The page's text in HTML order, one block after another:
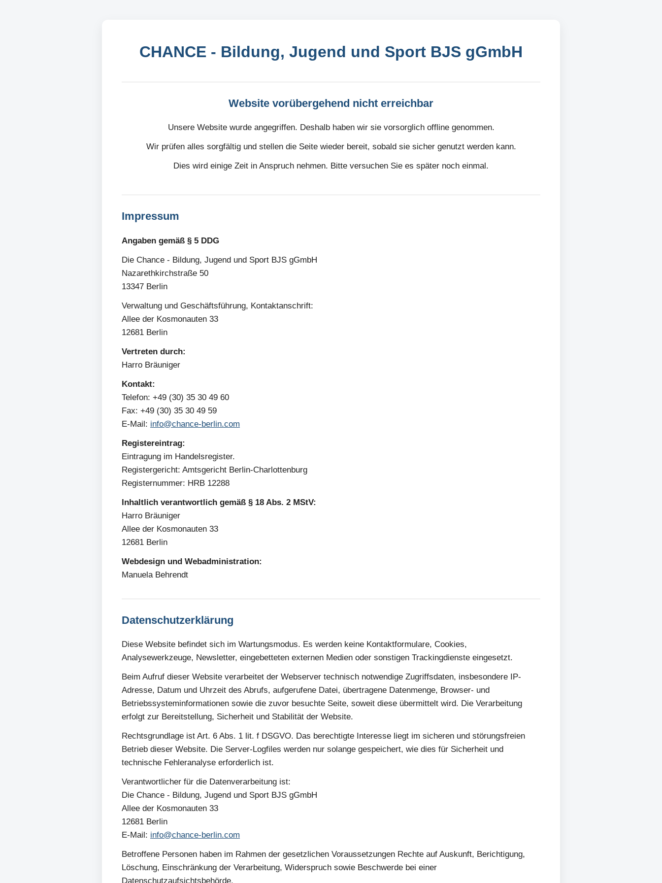
CHANCE - Bildung, Jugend und Sport BJS gGmbH
Website vorübergehend nicht erreichbar
Unsere Website wurde angegriffen. Deshalb haben wir sie vorsorglich offline genommen.
Wir prüfen alles sorgfältig und stellen die Seite wieder bereit, sobald sie sicher genutzt werden kann.
Dies wird einige Zeit in Anspruch nehmen. Bitte versuchen Sie es später noch einmal.
Impressum
Angaben gemäß § 5 DDG
Die Chance - Bildung, Jugend und Sport BJS gGmbH
Nazarethkirchstraße 50
13347 Berlin
Verwaltung und Geschäftsführung, Kontaktanschrift:
Allee der Kosmonauten 33
12681 Berlin
Vertreten durch:
Harro Bräuniger
Kontakt:
Telefon: +49 (30) 35 30 49 60
Fax: +49 (30) 35 30 49 59
E-Mail: info@chance-berlin.com
Registereintrag:
Eintragung im Handelsregister.
Registergericht: Amtsgericht Berlin-Charlottenburg
Registernummer: HRB 12288
Inhaltlich verantwortlich gemäß § 18 Abs. 2 MStV:
Harro Bräuniger
Allee der Kosmonauten 33
12681 Berlin
Webdesign und Webadministration:
Manuela Behrendt
Datenschutzerklärung
Diese Website befindet sich im Wartungsmodus. Es werden keine Kontaktformulare, Cookies,
Analysewerkzeuge, Newsletter, eingebetteten externen Medien oder sonstigen Trackingdienste eingesetzt.
Beim Aufruf dieser Website verarbeitet der Webserver technisch notwendige Zugriffsdaten, insbesondere IP-
Adresse, Datum und Uhrzeit des Abrufs, aufgerufene Datei, übertragene Datenmenge, Browser- und
Betriebssysteminformationen sowie die zuvor besuchte Seite, soweit diese übermittelt wird. Die Verarbeitung
erfolgt zur Bereitstellung, Sicherheit und Stabilität der Website.
Rechtsgrundlage ist Art. 6 Abs. 1 lit. f DSGVO. Das berechtigte Interesse liegt im sicheren und störungsfreien
Betrieb dieser Website. Die Server-Logfiles werden nur solange gespeichert, wie dies für Sicherheit und
technische Fehleranalyse erforderlich ist.
Verantwortlicher für die Datenverarbeitung ist:
Die Chance - Bildung, Jugend und Sport BJS gGmbH
Allee der Kosmonauten 33
12681 Berlin
E-Mail: info@chance-berlin.com
Betroffene Personen haben im Rahmen der gesetzlichen Voraussetzungen Rechte auf Auskunft, Berichtigung,
Löschung, Einschränkung der Verarbeitung, Widerspruch sowie Beschwerde bei einer
Datenschutzaufsichtsbehörde.